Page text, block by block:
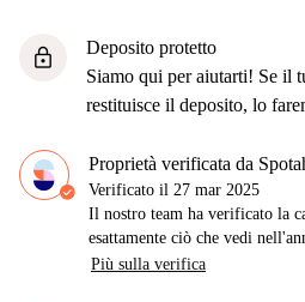
lock
Deposito protetto
Siamo qui per aiutarti! Se il
restituisce il deposito, lo
Proprietà verificata da
Verificato il 27 mar 2025
Il nostro team ha verificato la
esattamente ciò che vedi
Più sulla verifica